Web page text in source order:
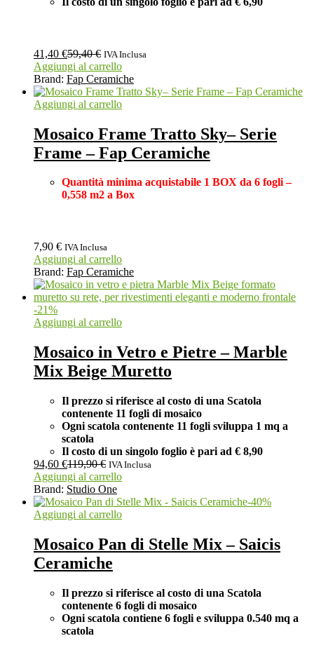
41,40 €59,40€ IVA Inclusa
Aggiungi al carrello
Brand: Fap Ceramiche
Aggiungi al carrello
Mosaico Frame Tratto Sky– Serie
Frame – Fap Ceramiche
Quantità minima acquistabile 1 BOX da 6 fogli –
0,558 m2 a Box
7,90 € IVA Inclusa
Aggiungi al carrello
Brand: Fap Ceramiche
-21%
Aggiungi al carrello
Mosaico in Vetro e Pietre – Marble
Mix Beige Muretto
Il prezzo si riferisce al costo di una Scatola
contenente 11 fogli di mosaico
Ogni scatola contenente 11 fogli sviluppa 1 mq a
scatola
Il costo di un singolo foglio è pari ad € 8,90
94,60 €119,90€ IVA Inclusa
Aggiungi al carrello
Brand: Studio One
-40%
Aggiungi al carrello
Mosaico Pan di Stelle Mix – Saicis
Ceramiche
Il prezzo si riferisce al costo di una Scatola
contenente 6 fogli di mosaico
Ogni scatola contiene 6 fogli e sviluppa 0.540 mq a
scatola